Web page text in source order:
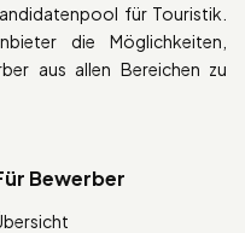
für Touristik.
die Möglichkeiten,
aus allen Bereichen zu
Bewerber